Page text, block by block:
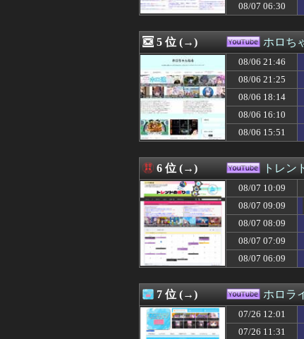
08/07 06:30
5 位 (→) ホロち
08/06 21:46
08/06 21:25
08/06 18:14
08/06 16:10
08/06 15:51
6 位 (→) トレン
08/07 10:09
08/07 09:09
08/07 08:09
08/07 07:09
08/07 06:09
7 位 (→) ホロラ
07/26 12:01
07/26 11:31